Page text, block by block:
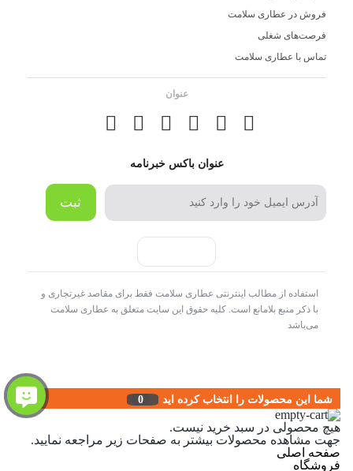
فروش در عطاری سلامت
فرصت‌های شغلی
تماس با عطاری سلامت
عنوان
عنوان باکس خبرنامه
ثبت
استفاده از مطالب اینترنتی عطاری سلامت فقط برای مقاصد غیرتجاری و
با ذکر منبع بلامانع است. کلیه حقوق این سایت متعلق به عطاری سلامت
می‌باشد
شما این محصولات را انتخاب کرده اید 0
هیچ محصولی در سبد خرید نیست.
جهت مشاهده محصولات بیشتر به صفحات زیر مراجعه نمایید.
صفحه اصلی
فروشگاه